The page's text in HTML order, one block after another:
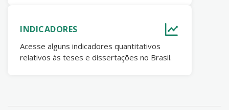
INDICADORES
Acesse alguns indicadores quantitativos
relativos às teses e dissertações no Brasil.